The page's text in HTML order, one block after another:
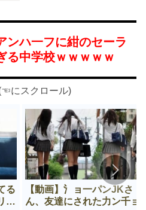
ンハ一フに紺のセーラ
る中学校ｗｗｗｗｗ
にスクロール)
る
ー
【動画】氵ョ一パンJKさ
ん、友達にされた力ン千ョ